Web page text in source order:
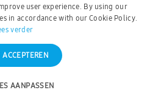
Privacybeleid|
DUTCH
user experience. By using our
in accordance with our Cookie Policy.
verder
AANPASSEN